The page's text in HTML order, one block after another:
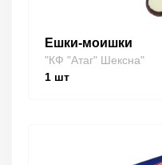
Ешки-моишки
"КФ "Атаг" Шексна"
1 шт